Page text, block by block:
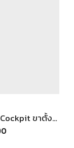
GGK Aluminum Profile Cockpit ขาตั้งจอยพวงมาลัย ใช้กับพวงมาลัยได้ทุกรุ่น